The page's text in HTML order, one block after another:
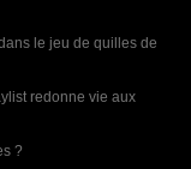
le jeu de quilles de
redonne vie aux
?